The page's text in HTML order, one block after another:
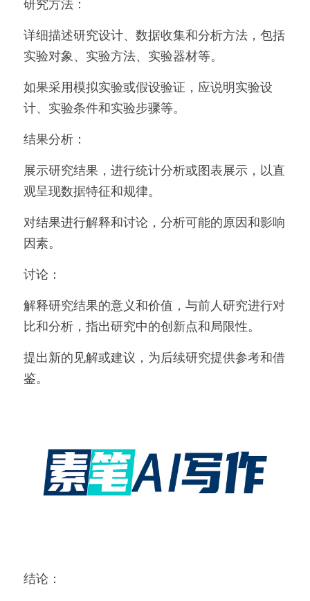
研究方法：
详细描述研究设计、数据收集和分析方法，包括
实验对象、实验方法、实验器材等。
如果采用模拟实验或假设验证，应说明实验设
计、实验条件和实验步骤等。
结果分析：
展示研究结果，进行统计分析或图表展示，以直
观呈现数据特征和规律。
对结果进行解释和讨论，分析可能的原因和影响
因素。
讨论：
解释研究结果的意义和价值，与前人研究进行对
比和分析，指出研究中的创新点和局限性。
提出新的见解或建议，为后续研究提供参考和借
鉴。
结论：